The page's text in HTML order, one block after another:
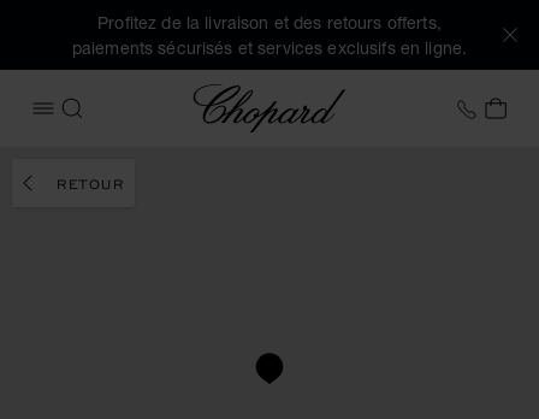
Profitez de la livraison et des retours offerts,
paiements sécurisés et services exclusifs en ligne.
OUVRIR LE MENU
RECHERCHER
Chopard +41
RETOUR